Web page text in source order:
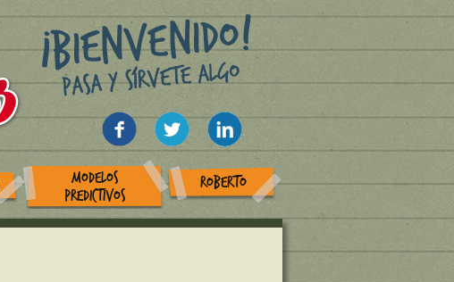
MODELOS
PREDICTIVOS
ROBERTO